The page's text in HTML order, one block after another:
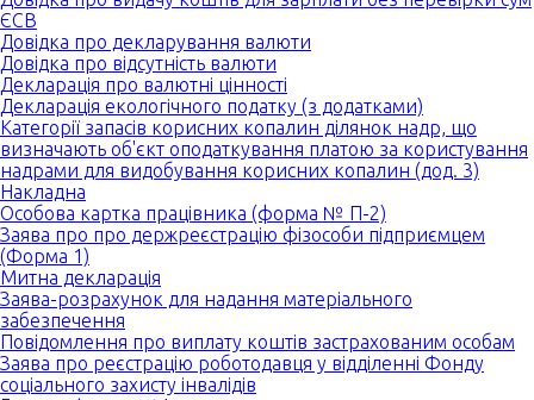
ЄСВ
Довідка про декларування валюти
Довідка про відсутність валюти
Декларація про валютні цінності
Декларація екологічного податку (з додатками)
Категорії запасів корисних копалин ділянок надр, що
визначають об'єкт оподаткування платою за користування
надрами для видобування корисних копалин (дод. 3)
Накладна
Особова картка працівника (форма № П-2)
Заява про про держреєстрацію фізособи підприємцем
(Форма 1)
Митна декларація
Заява-розрахунок для надання матеріального
забезпечення
Повідомлення про виплату коштів застрахованим особам
Заява про реєстрацію роботодавця у відділенні Фонду
соціального захисту інвалідів